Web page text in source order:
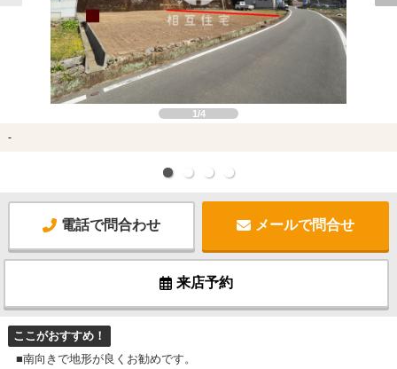
1/4
-
電話で問合わせ メールで問合せ
来店予約
ここがおすすめ！
■南向きで地形が良くお勧めです。